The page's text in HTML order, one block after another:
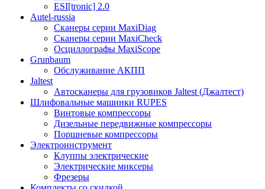
ESI[tronic] 2.0
Autel-russia
Сканеры серии MaxiDiag
Сканеры серии MaxiCheck
Осциллографы MaxiScope
Grunbaum
Обслуживание АКПП
Jaltest
Автосканеры для грузовиков Jaltest (Джалтест)
Шлифовальные машинки RUPES
Винтовые компрессоры
Дизельные передвижные компрессоры
Поршневые компрессоры
Электроинструмент
Клуппы электрические
Электрические миксеры
Фрезеры